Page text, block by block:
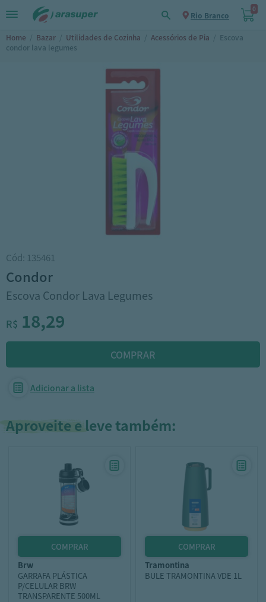
Rio Branco
0
Home / Bazar / Utilidades de Cozinha / Acessórios de Pia / Escova
condor lava legumes
Cód: 135461
condor
Escova Condor Lava Legumes
R$ 18,29
Adicionar a lista
Aproveite e leve também:
brw
GARRAFA PLÁSTICA
P/CELULAR BRW
TRANSPARENTE 500ML
tramontina
BULE TRAMONTINA VDE 1L